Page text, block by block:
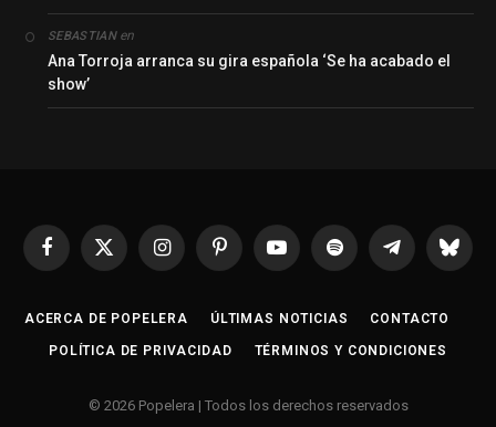
SEBASTIANen
Ana Torroja arranca su gira española ‘Se ha acabado el
show’
Facebook
X
InstagramPinterestYouTubeSpotify Telegrama
ACERCA DE POPELERA ÚLTIMAS NOTICIAS CONTACTO
POLÍTICA DE PRIVACIDAD TÉRMINOS Y CONDICIONES
© 2026 Popelera | Todos los derechos reservados